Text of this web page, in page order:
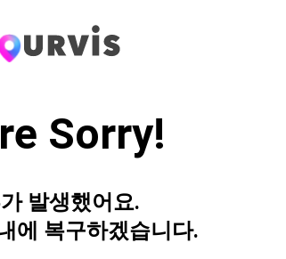
Sorry!
발생했어요.
에 복구하겠습니다.